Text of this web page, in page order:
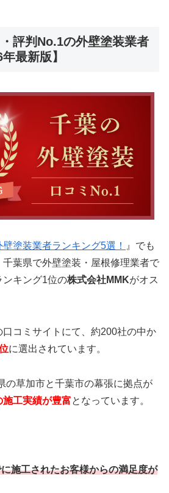
評判No.1の外壁塗装業者
最新版】
塗装業者ランキング5選！
』でも
葉県で外壁塗装・屋根修理業者で
ンキング1位の株式会社MMKがオス
コミサイトにて、約200社の中か
に選出されています。
の草加市と千葉市の幕張に拠点が
工実績が豊富となっています。
施工されたお客様からの満足度が